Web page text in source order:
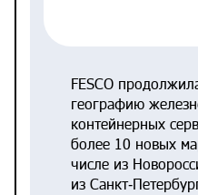
FESCO
географию
контейнерных
более 10 новых
числе из
из